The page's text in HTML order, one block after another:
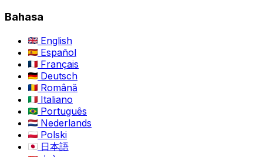
Bahasa
English
Español
Français
Deutsch
Română
Italiano
Português
Nederlands
Polski
日本語